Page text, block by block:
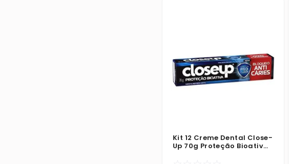
Kit 12 Creme Dental Close-
Up 70g Proteção Bioativa